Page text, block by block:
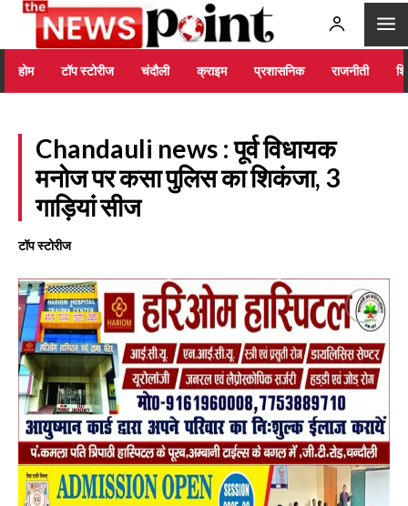
होम टॉप स्टोरीज चंदौली क्राइम प्रशासनिक राजनीती
Chandauli news : पूर्व विधायक
मनोज पर कसा पुलिस का शिकंजा, 3
गाड़ियां सीज
टॉप स्टोरीज